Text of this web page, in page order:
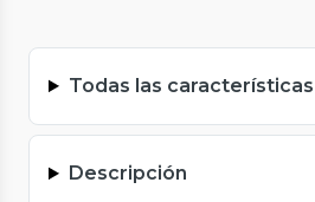
Todas las características
Descripción